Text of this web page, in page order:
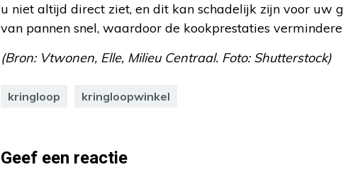
u niet altijd direct ziet, en dit kan schadelijk zijn voor uw
van pannen snel, waardoor de kookprestaties
(Bron: Vtwonen, Elle, Milieu Centraal. Foto: Shutterstock)
kringloop kringloopwinkel
Geef een reactie